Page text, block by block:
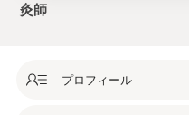
灸師
プロフィール